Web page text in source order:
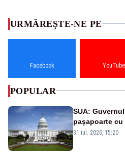
URMĂREȘTE-NE PE
Facebook YouTube
POPULAR
SUA:
paşapoarte cu
începând cu 8
31 iul. 2026, 15:20